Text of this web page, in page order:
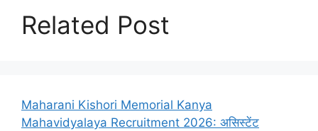
Related Post
Maharani Kishori Memorial Kanya
Mahavidyalaya Recruitment 2026: असिस्टेंट